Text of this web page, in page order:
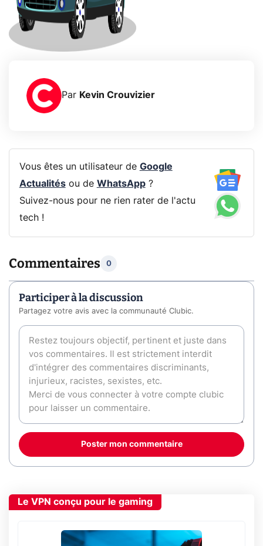
Par Kevin Crouvizier
Vous êtes un utilisateur de Google
Actualitésou de WhatsApp?
Suivez-nous pour ne rien rater de l'actu
tech !
Commentaires 0
Participer à la discussion
Partagez votre avis avec la communauté Clubic.
Poster mon commentaire
Le VPN conçu pour le gaming